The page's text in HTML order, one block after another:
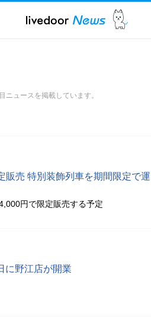
ニュースを掲載しています。
販売 特別装飾列車を期間限定で運
円で限定販売する予定
に野江店が開業